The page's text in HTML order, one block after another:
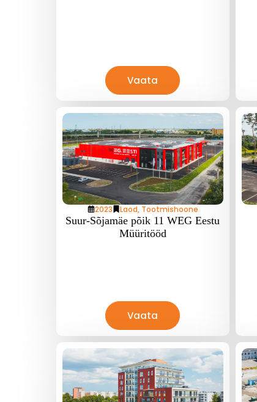
Vaata
2023 Laod, Tootmishoone
Suur-Sõjamäe põik 11 WEG Eestu
Müüritööd
Vaata